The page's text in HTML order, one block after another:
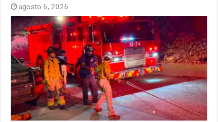
agosto 6, 2026